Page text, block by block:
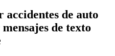
accidentes de auto
de texto